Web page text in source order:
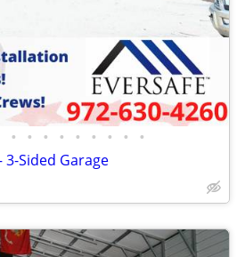
• • • • • • • • •
3-Sided Garage